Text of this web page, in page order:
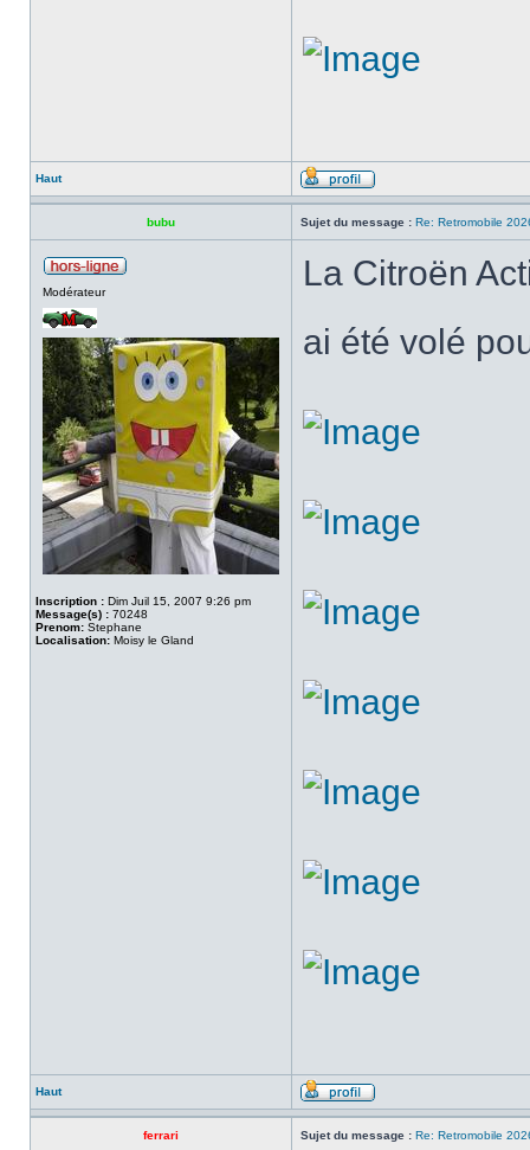
Haut
bubu Sujet du message : Re: Retromobile
Modérateur
Inscription : Dim Juil 15, 2007 9:26 pm
Message(s) : 70248
Prenom: Stephane
Localisation: Moisy le Gland
La Citroën
ai été volé
Haut
ferrari Sujet du message : Re: Retromobile